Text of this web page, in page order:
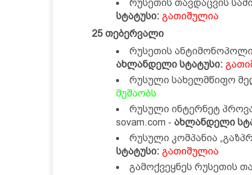
რუსეთის თავდაცვის
სტატუსი: გათიშულია
25 თებერვალი
რუსეთის
ახლანდელი სტატუსი:
რუსული სახელმწიფო
მუშაობს
რუსული ინტერნეტ
sovam.com - ახლანდელი
რუსული კომპანია
სტატუსი: გათიშულია
გამოქვეყნეს რუსეთის